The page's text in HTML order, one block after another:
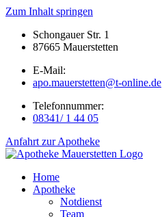
Zum Inhalt springen
Schongauer Str. 1
87665 Mauerstetten
E-Mail:
apo.mauerstetten@t-online.de
Telefonnummer:
08341/ 1 44 05
Anfahrt zur Apotheke
Home
Apotheke
Notdienst
Team